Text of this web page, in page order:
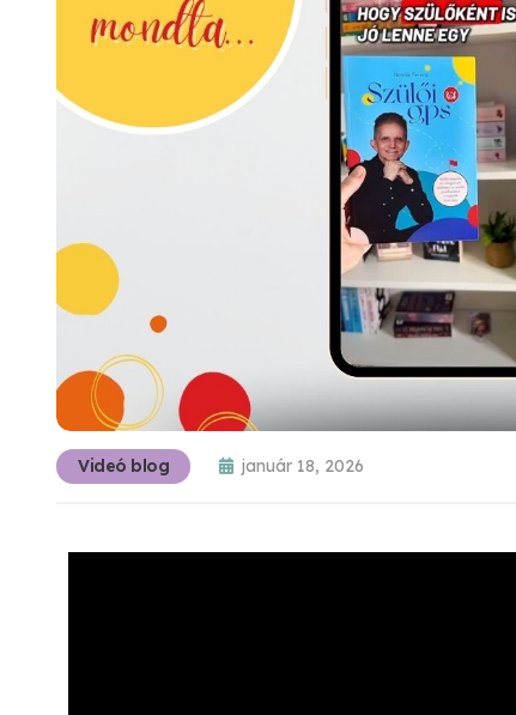
Videó blog január 18, 2026